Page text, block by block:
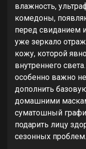
влажность,
комедоны,
перед свиданием
уже зеркало
кожу, которой
внутреннего
особенно важно
дополнить
домашними
суматошный
подарить лицу
сезонных проблем.